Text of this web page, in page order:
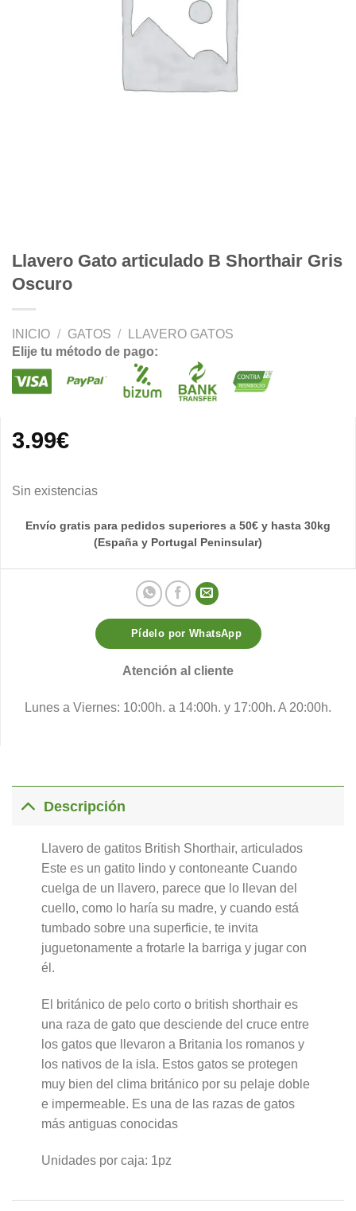
Llavero Gato articulado B Shorthair Gris
Oscuro
INICIO / GATOS /
LLAVERO GATOS
Elije tu método de pago:
3.99€
Sin existencias
Envío gratis para pedidos superiores a 50€ y hasta 30kg
(España y Portugal Peninsular)
Pídelo por WhatsApp
Atención al cliente
Lunes a Viernes: 10:00h. a 14:00h. y 17:00h. A 20:00h.
Descripción
Llavero de gatitos British Shorthair, articulados
Este es un gatito lindo y contoneante Cuando
cuelga de un llavero, parece que lo llevan del
cuello, como lo haría su madre, y cuando está
tumbado sobre una superficie, te invita
juguetonamente a frotarle la barriga y jugar con
él.
El británico de pelo corto o british shorthair es
una raza de gato que desciende del cruce entre
los gatos que llevaron a Britania los romanos y
los nativos de la isla. Estos gatos se protegen
muy bien del clima británico por su pelaje doble
e impermeable. Es una de las razas de gatos
más antiguas conocidas
Unidades por caja: 1pz